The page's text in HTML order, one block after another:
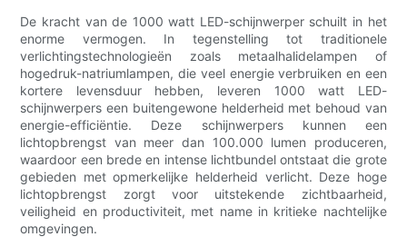
De kracht van de 1000 watt LED-schijnwerper schuilt in het
enorme vermogen. In tegenstelling tot traditionele
verlichtingstechnologieën zoals metaalhalidelampen of
hogedruk-natriumlampen, die veel energie verbruiken en een
kortere levensduur hebben, leveren 1000 watt LED-
schijnwerpers een buitengewone helderheid met behoud van
energie-efficiëntie. Deze schijnwerpers kunnen een
lichtopbrengst van meer dan 100.000 lumen produceren,
waardoor een brede en intense lichtbundel ontstaat die grote
gebieden met opmerkelijke helderheid verlicht. Deze hoge
lichtopbrengst zorgt voor uitstekende zichtbaarheid,
veiligheid en productiviteit, met name in kritieke nachtelijke
omgevingen.